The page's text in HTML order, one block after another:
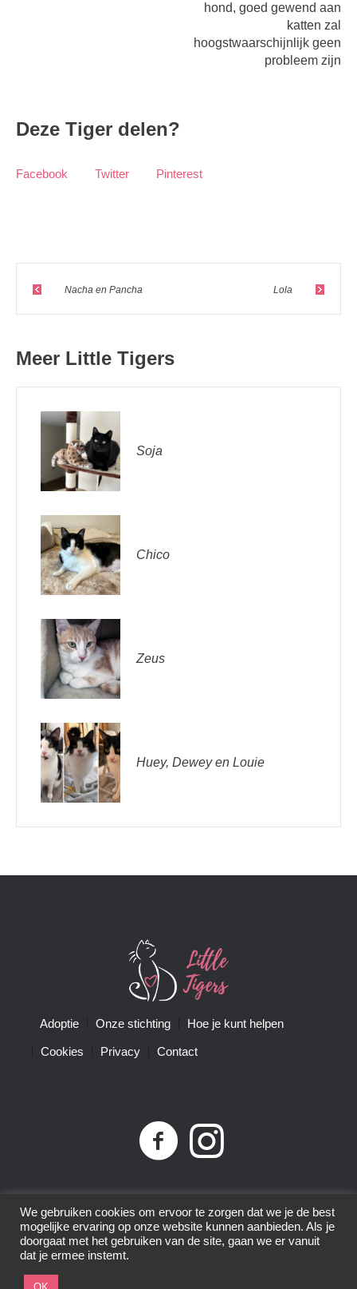
hond, goed gewend aan
katten zal
hoogstwaarschijnlijk geen
probleem zijn
Deze Tiger delen?
Facebook Twitter Pinterest
Nacha en Pancha Lola
Meer Little Tigers
Soja
Chico
Zeus
Huey, Dewey en Louie
Adoptie Onze stichting Hoe je kunt helpen
Cookies Privacy Contact
Privacybeleid
| Little Tigers | KvK-nummer 68761074 |
ANBI-nummer 8575.80.152 | © 2015-2025 | All Rights
Reserved
We gebruiken cookies om ervoor te zorgen dat we je de best
mogelijke ervaring op onze website kunnen aanbieden. Als je
doorgaat met het gebruiken van de site, gaan we er vanuit
dat je ermee instemt.